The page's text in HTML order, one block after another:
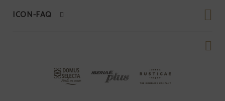
ICON-FAQ